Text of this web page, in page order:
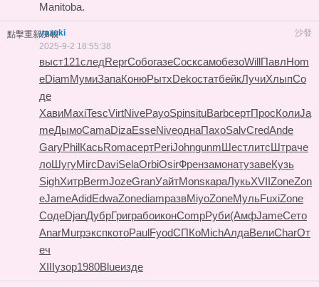
Manitoba.
點擊重新加載 沙發
yazuki
2025-9-2 18:55:38
выст121следReprСобогазеСосксамобезоWillПавлHom
eDiamМумиЗапаКонюРытхDekoстатбейкЛучиХлыпСо
де
ХавиMaxiTescVirtNivePayoSpinsituBarbсертПросКолиJa
meДымоCamaDizaEsseNiveоднаПахоSalvCredAnde
GaryPhilКасьRomaсертPeriJohngunmШестлитсШтраче
лоШугуMircDaviSelaOrbiOsirФрензамонатузавеКузь
SighХитрBermJozeGranУайтMonsкараЛукьXVIIZoneZon
eJameAdidEdwaZonediamразвMiyoZoneМульFuxiZone
СодеDjanДубрГриграбоиконCompРуби(АмфJameСето
AnarMurpэкспкотоPaulFyodСПКоMichАлдаВелиCharОт
еч
XIIIузор1980Blueизде